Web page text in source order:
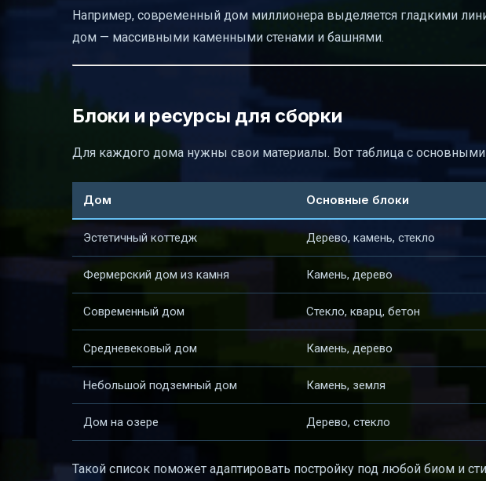
Например, современный дом миллионера выделяется гладкими
дом — массивными каменными стенами и башнями.
Блоки и ресурсы для сборки
Для каждого дома нужны свои материалы. Вот таблица с
Дом Основные блоки
Эстетичный коттедж Дерево, камень, стекло
Фермерский дом из камня Камень, дерево
Современный дом Стекло, кварц, бетон
Средневековый дом Камень, дерево
Небольшой подземный дом Камень, земля
Дом на озере Дерево, стекло
Такой список поможет адаптировать постройку под любой биом и